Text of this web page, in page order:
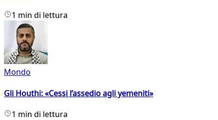
1 min di lettura
Mondo
Gli Houthi: «Cessi l’assedio agli yemeniti»
1 min di lettura